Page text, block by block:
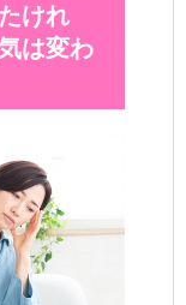
けれ
は変わ